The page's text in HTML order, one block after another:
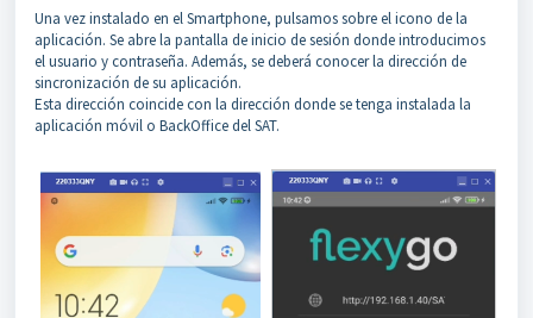
Una vez instalado en el Smartphone, pulsamos sobre el icono de la
aplicación. Se abre la pantalla de inicio de sesión donde introducimos
el usuario y contraseña. Además, se deberá conocer la dirección de
sincronización de su aplicación.
Esta dirección coincide con la dirección donde se tenga instalada la
aplicación móvil o BackOffice del SAT.